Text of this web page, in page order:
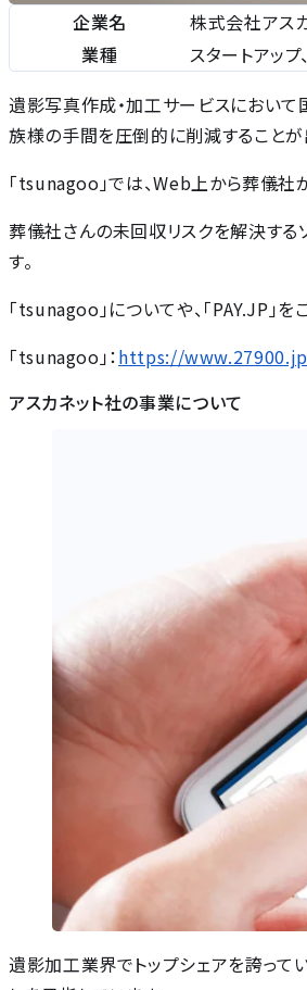
企業名
株式会社アス
業種
スタートアップ
遺影写真作成・加工サービスにおいて
族様の手間を圧倒的に削減することが
「tsunagoo」では、Web上から葬儀社
葬儀社さんの未回収リスクを解決する
す。
「tsunagoo」についてや、「PAY.JP
「tsunagoo」：https://
アスカネット社の事業について
遺影加工業界でトップシェアを誇って